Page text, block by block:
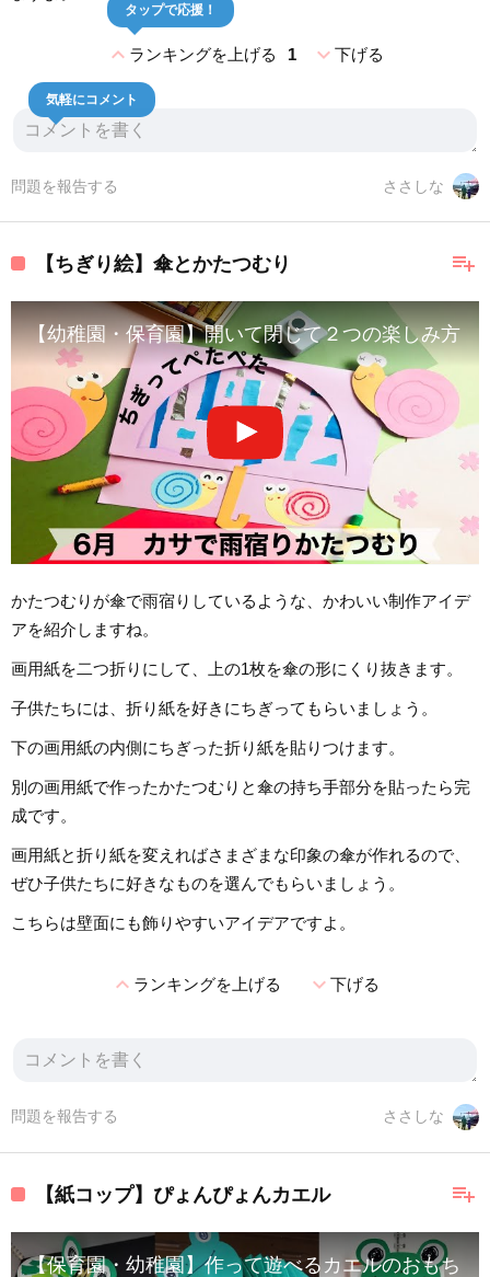
expand_lessランキングを上げる 1
タップで応援！
expand_more下げる
気軽にコメント
ささしな
問題を報告する
playlist_add
【ちぎり絵】傘とかたつむり
【幼稚園・保育園】開いて閉じて２つの楽しみ方
かたつむりが傘で雨宿りしているような、かわいい制作アイデ
アを紹介しますね。
画用紙を二つ折りにして、上の1枚を傘の形にくり抜きます。
子供たちには、折り紙を好きにちぎってもらいましょう。
下の画用紙の内側にちぎった折り紙を貼りつけます。
別の画用紙で作ったかたつむりと傘の持ち手部分を貼ったら完
成です。
画用紙と折り紙を変えればさまざまな印象の傘が作れるので、
ぜひ子供たちに好きなものを選んでもらいましょう。
こちらは壁面にも飾りやすいアイデアですよ。
expand_lessランキングを上げる expand_more下げる
ささしな
問題を報告する
playlist_add
【紙コップ】ぴょんぴょんカエル
【保育園・幼稚園】作って遊べるカエルのおもち